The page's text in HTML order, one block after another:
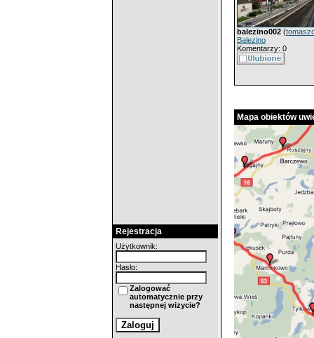
Rejestracja
Użytkownik:
Hasło:
Zalogować
automatycznie przy
następnej wizycie?
balezino002 (
Balezino
Komentarzy: 0
Mapa obiektów